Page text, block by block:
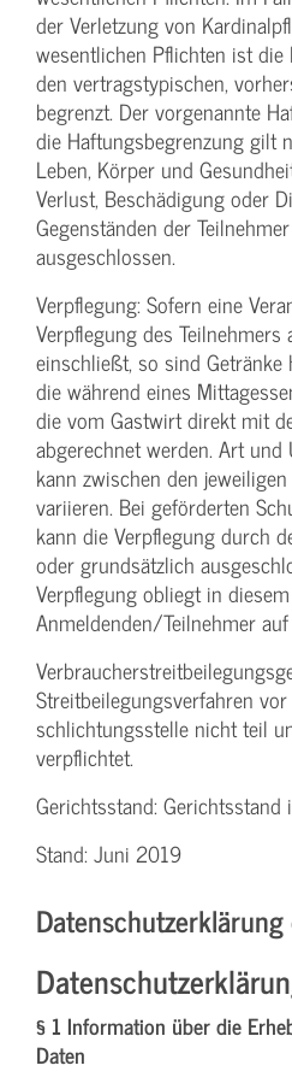
der Verletzung von
wesentlichen Pflichten ist
den vertragstypischen,
begrenzt. Der vorgenannte
die Haftungs­begrenzung gilt
Leben, Körper und
Verlust, Beschädigung oder
Gegenständen der
ausgeschlossen.
Verpflegung: Sofern eine
Verpflegung des
einschließt, so sind
die während eines
die vom Gastwirt direkt mit
abgerechnet werden. Art
kann zwischen den
variieren. Bei geförderten
kann die Verpflegung durch
oder grundsätzlich
Verpflegung obliegt in
Anmeldenden/­Teilnehmer
Streit­beilegungs­verfahren
schlichtungs­stelle nicht teil
verpflichtet.
Gerichtsstand: Gerichtsstand
Stand: Juni 2019
§ 1 Information über die
Daten